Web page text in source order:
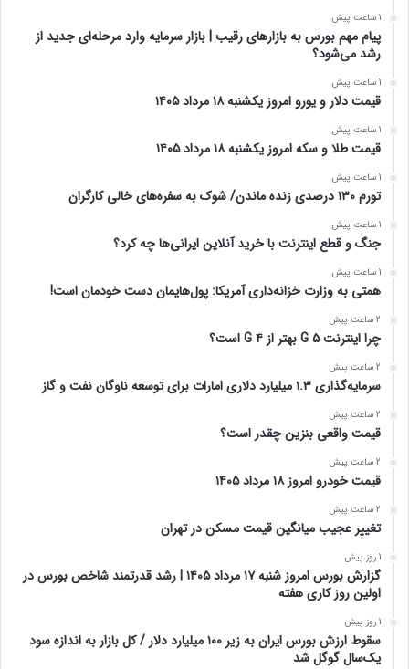
1 ساعت پیش
پیام مهم بورس به بازارهای رقیب | بازار سرمایه وارد مرحله‌ای جدید از
رشد می‌شود؟
1 ساعت پیش
قیمت دلار و یورو امروز یکشنبه ۱۸ مرداد ۱۴۰۵
1 ساعت پیش
قیمت طلا و سکه امروز یکشنبه ۱۸ مرداد ۱۴۰۵
1 ساعت پیش
تورم ۱۳۰ درصدی زنده ماندن/ شوک به سفره‌های خالی کارگران
1 ساعت پیش
جنگ و قطع اینترنت با خرید آنلاین ایرانی‌ها چه کرد؟
1 ساعت پیش
همتی به وزارت خزانه‌داری آمریکا: پول‌هایمان دست خودمان است!
2 ساعت پیش
چرا اینترنت ۵ G بهتر از ۴ G است؟
2 ساعت پیش
سرمایه‌گذاری ۱.۳ میلیارد دلاری امارات برای توسعه ناوگان نفت و گاز
2 ساعت پیش
قیمت واقعی بنزین چقدر است؟
2 ساعت پیش
قیمت خودرو امروز ۱۸ مرداد ۱۴۰۵
2 ساعت پیش
تغییر عجیب میانگین قیمت مسکن در تهران
1 روز پیش
گزارش بورس امروز شنبه ۱۷ مرداد ۱۴۰۵ | رشد قدرتمند شاخص بورس در
اولین روز کاری هفته
1 روز پیش
سقوط ارزش بورس ایران به زیر ۱۰۰ میلیارد دلار / کل بازار به اندازه سود
یک‌سال گوگل شد